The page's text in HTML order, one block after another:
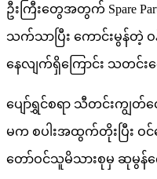
ဦးကြီးတွေအတွက် Spare
သက်သာပြီး ကောင်းမွန်တဲ့ ဝ
နေလျက်ရှိကြောင်း သတင်း
ပျော်ရွှင်စရာ သီတင်းကျွတ်
မက စပါးအထွက်တိုးပြီး ဝင်
တော်ဝင်သူမိသားစုမှ ဆုမွန်